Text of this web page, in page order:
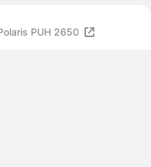
PUH 2650